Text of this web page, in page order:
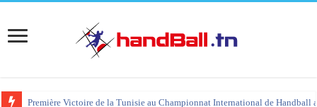
Première Victoire de la Tunisie au Championnat International de Handball